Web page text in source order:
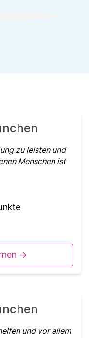
zu leisten und
Menschen ist
->
und vor allem